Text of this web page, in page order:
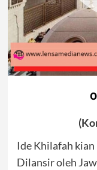
Ide Khilafah
Dilansir oleh